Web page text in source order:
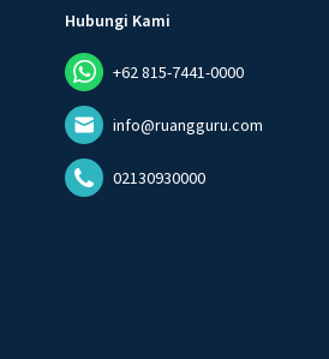
Hubungi Kami
+62 815-7441-0000
info@ruangguru.com
02130930000